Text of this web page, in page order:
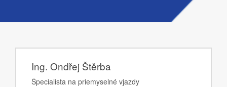
Ing. Ondřej Štěrba
Špecialista na priemyselné vjazdy